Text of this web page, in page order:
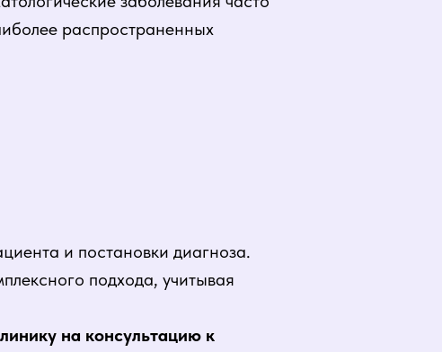
распространенных
и постановки диагноза.
подхода, учитывая
на консультацию к